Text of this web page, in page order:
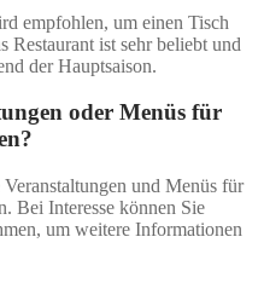
empfohlen, um einen Tisch
ist sehr beliebt und
der Hauptsaison.
oder Menüs für
und Menüs für
Bei Interesse können Sie
um weitere Informationen